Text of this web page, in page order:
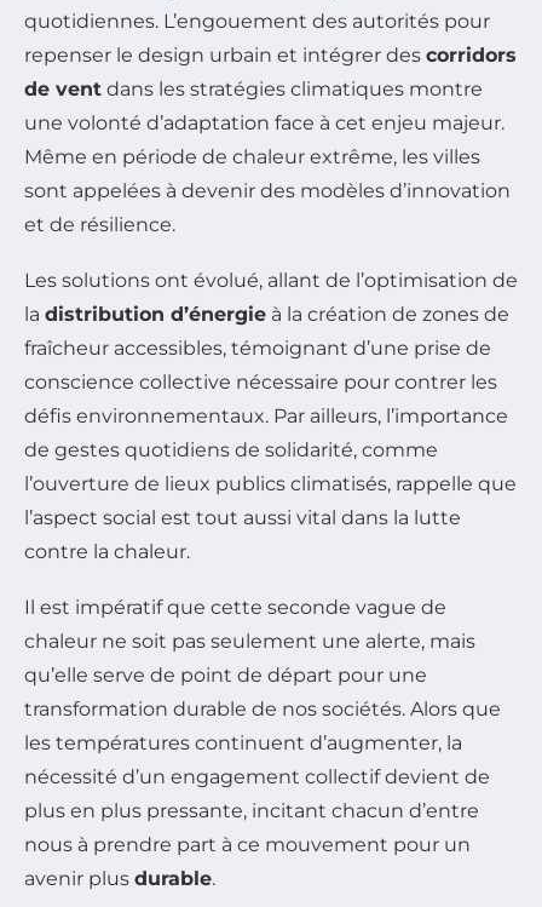
quotidiennes. L’engouement des autorités pour
repenser le design urbain et intégrer des corridors
de vent dans les stratégies climatiques montre
une volonté d’adaptation face à cet enjeu majeur.
Même en période de chaleur extrême, les villes
sont appelées à devenir des modèles d’innovation
et de résilience.
Les solutions ont évolué, allant de l’optimisation de
la distribution d’énergie à la création de zones de
fraîcheur accessibles, témoignant d’une prise de
conscience collective nécessaire pour contrer les
défis environnementaux. Par ailleurs, l’importance
de gestes quotidiens de solidarité, comme
l’ouverture de lieux publics climatisés, rappelle que
l’aspect social est tout aussi vital dans la lutte
contre la chaleur.
Il est impératif que cette seconde vague de
chaleur ne soit pas seulement une alerte, mais
qu’elle serve de point de départ pour une
transformation durable de nos sociétés. Alors que
les températures continuent d’augmenter, la
nécessité d’un engagement collectif devient de
plus en plus pressante, incitant chacun d’entre
nous à prendre part à ce mouvement pour un
avenir plus durable.